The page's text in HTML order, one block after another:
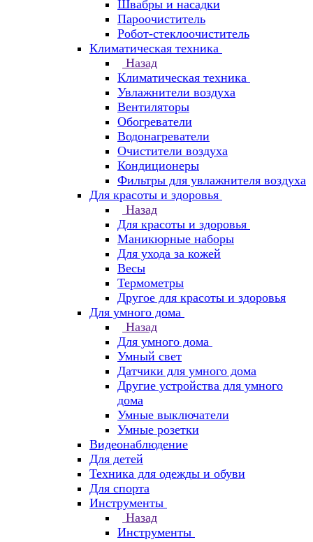
Швабры и насадки
Пароочиститель
Робот-стеклоочиститель
Климатическая техника
Назад
Климатическая техника
Увлажнители воздуха
Вентиляторы
Обогреватели
Водонагреватели
Очистители воздуха
Кондиционеры
Фильтры для увлажнителя воздуха
Для красоты и здоровья
Назад
Для красоты и здоровья
Маникюрные наборы
Для ухода за кожей
Весы
Термометры
Другое для красоты и здоровья
Для умного дома
Назад
Для умного дома
Умный свет
Датчики для умного дома
Другие устройства для умного
дома
Умные выключатели
Умные розетки
Видеонаблюдение
Для детей
Техника для одежды и обуви
Для спорта
Инструменты
Назад
Инструменты